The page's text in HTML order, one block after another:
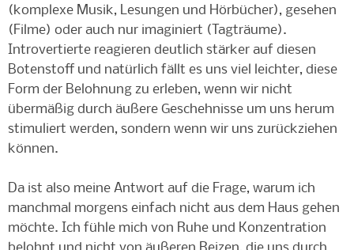
(komplexe Musik, Lesungen und Hörbücher), gesehen
(Filme) oder auch nur imaginiert (Tagträume).
Introvertierte reagieren deutlich stärker auf diesen
Botenstoff und natürlich fällt es uns viel leichter, diese
Form der Belohnung zu erleben, wenn wir nicht
übermäßig durch äußere Geschehnisse um uns herum
stimuliert werden, sondern wenn wir uns zurückziehen
können.
Da ist also meine Antwort auf die Frage, warum ich
manchmal morgens einfach nicht aus dem Haus gehen
möchte. Ich fühle mich von Ruhe und Konzentration